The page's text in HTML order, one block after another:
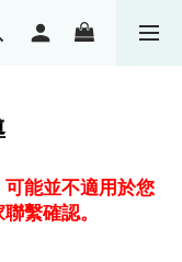
能並不適用於您
繫確認。